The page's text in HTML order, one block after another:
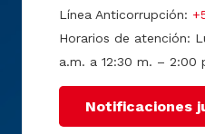
Línea Anticorrupción:
Horarios de atención:
a.m. a 12:30 m. – 2:00
Notificaciones